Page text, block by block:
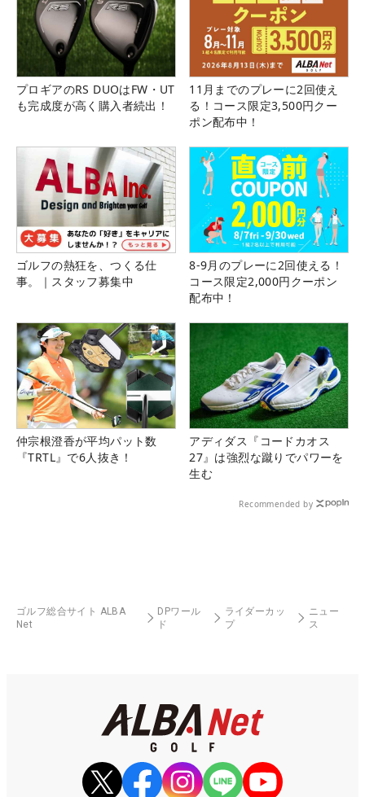
プロギアのRS DUOはFW・UT
も完成度が高く購入者続出！
11月までのプレーに2回使え
る！コース限定3,500円クー
ポン配布中！
ゴルフの熱狂を、つくる仕
事。｜スタッフ募集中
8-9月のプレーに2回使える！
コース限定2,000円クーポン
配布中！
仲宗根澄香が平均パット数
『TRTL』で6人抜き！
アディダス『コードカオス
27』は強烈な蹴りでパワーを
生む
Recommended by
ゴルフ総合サイト ALBA
Net
DPワール
ド
ライダーカッ
プ
ニュー
ス